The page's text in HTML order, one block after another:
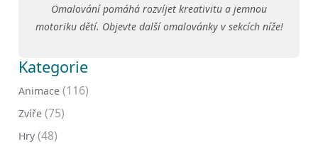
Omalování pomáhá rozvíjet kreativitu a jemnou
motoriku dětí. Objevte další omalovánky v sekcích níže!
Kategorie
Animace (116)
Zvíře (75)
Hry (48)